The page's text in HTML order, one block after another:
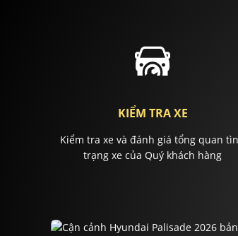
KIỂM TRA XE
Kiểm tra xe và đánh giá tổng quan
trạng xe của Quý khách hàng